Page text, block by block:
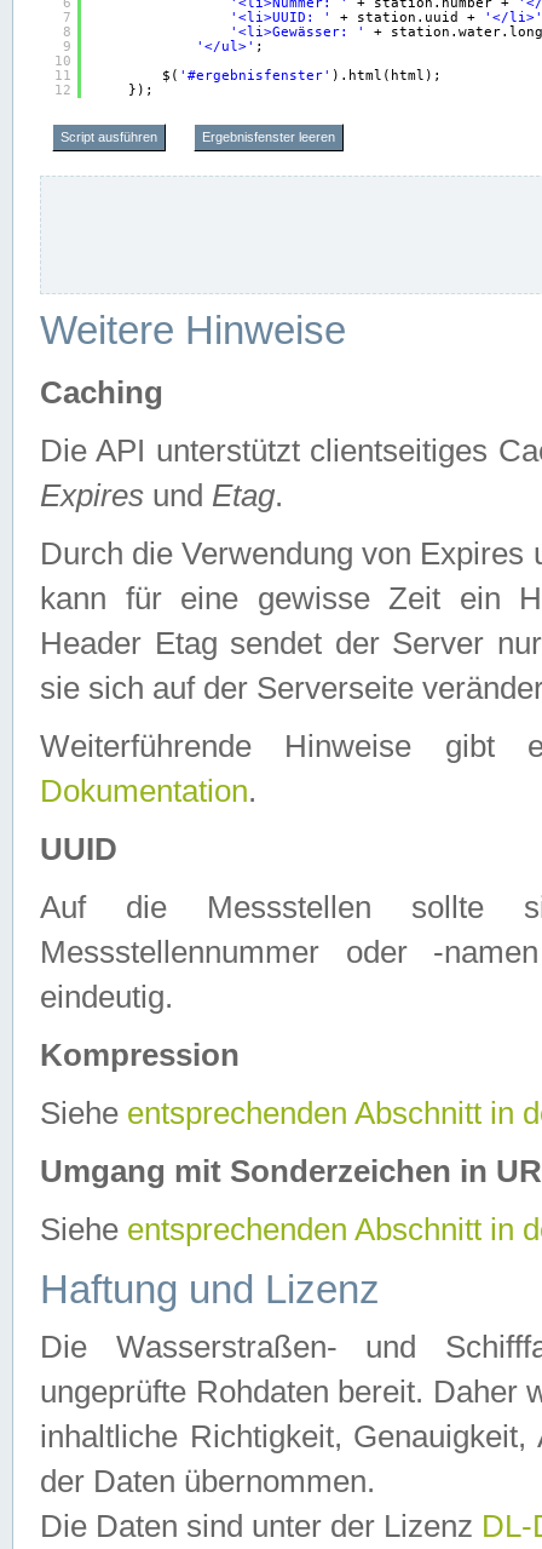
7
8
9
10
11
12
'<li>UUID: '
+ station.uuid +
'</li>'
'<li>Gewässer: '
+
'</ul>' ;
$( '#ergebnisfenster' ).html(html);
});
Script ausführen Ergebnisfenster leeren
Weitere Hinweise
Caching
Die API unterstützt clientseitiges
Expires und Etag.
Durch die Verwendung von
kann für eine gewisse Zeit ein
Header Etag sendet der Server
sie sich auf der Serverseite
Weiterführende Hinweise
Dokumentation.
UUID
Auf die Messstellen sollte
Messstellennummer oder -
eindeutig.
Kompression
Siehe entsprechenden Abschnitt in
Umgang mit Sonderzeichen in
Siehe entsprechenden Abschnitt in
Haftung und Lizenz
Die Wasserstraßen- und
ungeprüfte Rohdaten bereit. Daher
inhaltliche Richtigkeit,
der Daten übernommen.
Die Daten sind unter der Lizenz